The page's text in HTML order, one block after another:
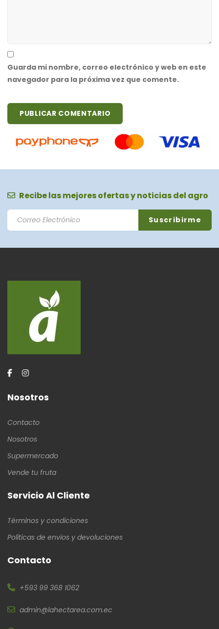
Guarda mi nombre, correo electrónico y web en este
navegador para la próxima vez que comente.
Recibe las mejores ofertas y noticias del agro
Nosotros
Contacto
Nosotros
Supermercado
Vende tu fruta
Servicio Al Cliente
Términos y condiciones
Políticas de envíos y devoluciones
Contacto
+593 99 368 1062
admin@lahectarea.com.ec